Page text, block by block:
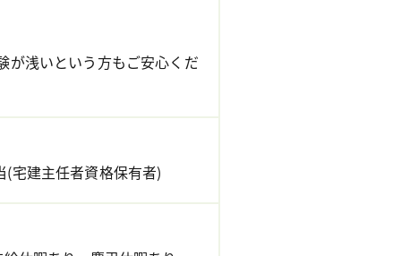
が浅いという方もご安心くだ
宅建主任者資格保有者)